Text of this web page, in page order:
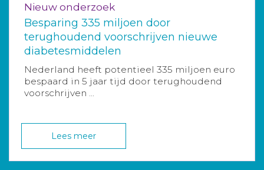
Nieuw onderzoek
Besparing 335 miljoen door
terughoudend voorschrijven nieuwe
diabetesmiddelen
Nederland heeft potentieel 335 miljoen euro
bespaard in 5 jaar tijd door terughoudend
voorschrijven ...
Lees meer